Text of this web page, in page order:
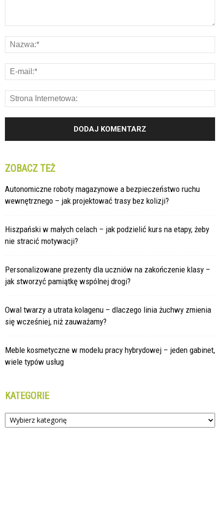
ZOBACZ TEŻ
Autonomiczne roboty magazynowe a bezpieczeństwo ruchu
wewnętrznego – jak projektować trasy bez kolizji?
Hiszpański w małych celach – jak podzielić kurs na etapy, żeby
nie stracić motywacji?
Personalizowane prezenty dla uczniów na zakończenie klasy –
jak stworzyć pamiątkę wspólnej drogi?
Owal twarzy a utrata kolagenu – dlaczego linia żuchwy zmienia
się wcześniej, niż zauważamy?
Meble kosmetyczne w modelu pracy hybrydowej – jeden gabinet,
wiele typów usług
KATEGORIE
Kategorie